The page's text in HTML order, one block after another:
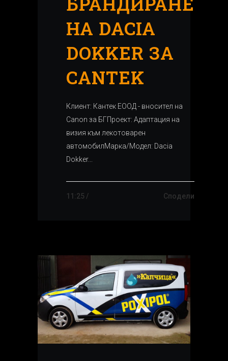
НА DACIA
DOKKER ЗА
CANTEK
Клиент: Кантек ЕООД - вносител на
Canon за БГПроект: Адаптация на
визия към лекотоварен
автомобилМарка/Модел: Dacia
Dokker...
11:25 / Сподели